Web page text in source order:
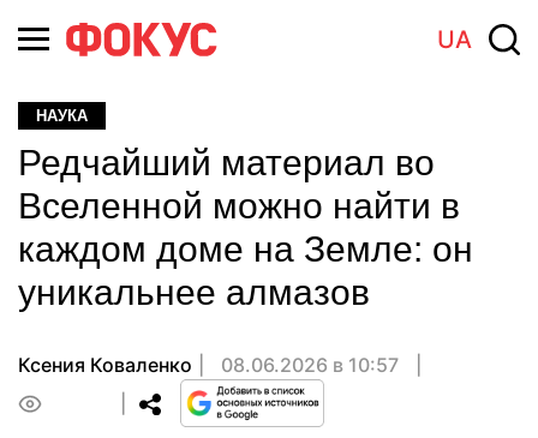
UA
НАУКА
Редчайший материал во
Вселенной можно найти в
каждом доме на Земле: он
уникальнее алмазов
Ксения Коваленко
08.06.2026 в 10:57